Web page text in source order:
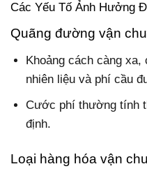
Các Yếu Tố Ảnh Hưởng
Quãng đường vận
Khoảng cách càng
nhiên liệu và phí cầu
Cước phí thường tính
định.
Loại hàng hóa vận